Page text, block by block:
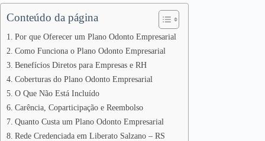
Conteúdo da página
Por que Oferecer um Plano Odonto Empresarial
Como Funciona o Plano Odonto Empresarial
Benefícios Diretos para Empresas e RH
Coberturas do Plano Odonto Empresarial
O Que Não Está Incluído
Carência, Coparticipação e Reembolso
Quanto Custa um Plano Odonto Empresarial
Rede Credenciada em Liberato Salzano – RS